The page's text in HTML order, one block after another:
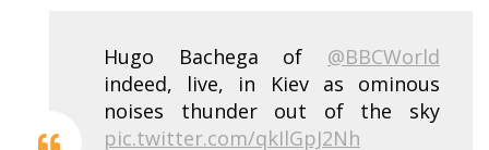
Hugo Bachega of @BBCWorld
indeed, live, in Kiev as ominous
noises thunder out of the sky
pic.twitter.com/qkIlGpJ2Nh